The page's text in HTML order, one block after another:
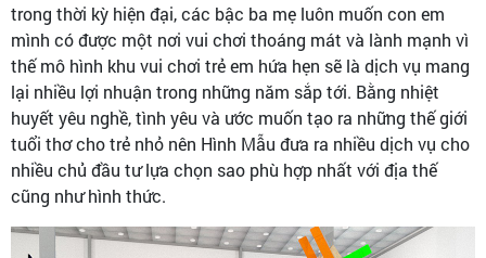
trong thời kỳ hiện đại, các bậc ba mẹ luôn muốn con em
mình có được một nơi vui chơi thoáng mát và lành mạnh vì
thế mô hình khu vui chơi trẻ em hứa hẹn sẽ là dịch vụ mang
lại nhiều lợi nhuận trong những năm sắp tới. Bằng nhiệt
huyết yêu nghề, tình yêu và ước muốn tạo ra những thế giới
tuổi thơ cho trẻ nhỏ nên Hình Mẫu đưa ra nhiều dịch vụ cho
nhiều chủ đầu tư lựa chọn sao phù hợp nhất với địa thế
cũng như hình thức.